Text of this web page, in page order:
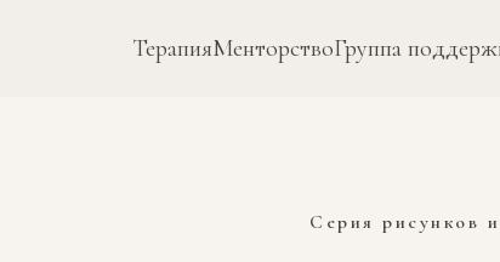
ТерапияМенторствоГруппа
Серия рисунков